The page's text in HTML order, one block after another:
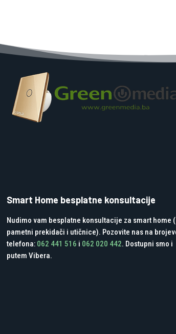
Smart Home besplatne konsultacije
Nudimo vam besplatne konsultacije za smart home (
pametni prekidači i utičnice). Pozovite nas na
telefona: 062 441 516 i 062 020 442. Dostupni smo i
putem Vibera.